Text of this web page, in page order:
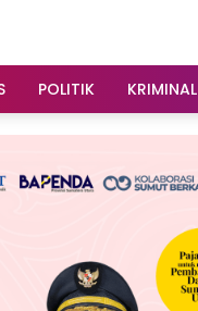
POLITIK KRIMINAL